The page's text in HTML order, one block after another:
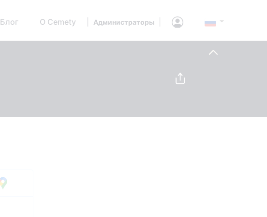
Блог О Cemety Администраторы